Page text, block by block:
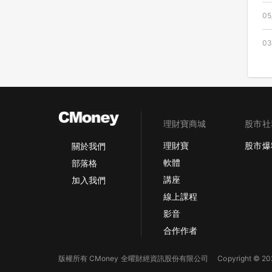
關於我們
部落格
加入我們
理財寶商城
理財寶
軟體
講座
線上課程
影音
合作作者
股市社
股市
版權所有 CMoney 全曜財經資訊股份有限公司Copyright ©